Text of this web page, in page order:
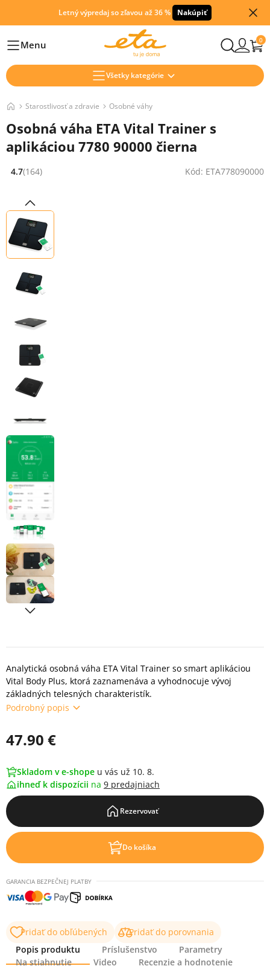
Letný výpredaj so zľavou až 36 % Nakúpiť
HlavníMenu 0
Všetky kategórie
Starostlivosť a zdravie Osobné váhy
Osobná váha ETA Vital Trainer s
aplikáciou 7780 90000 čierna
Hodnocení: 4.7 z 5 (164 recenzí)
4.7(164) Kód: ETA778090000
Analytická osobná váha ETA Vital Trainer so smart aplikáciou
Vital Body Plus, ktorá zaznamenáva a vyhodnocuje vývoj
základných telesných charakteristík.
Podrobný popis
47.90 €
Skladom v e-shope u vás už 10. 8.
ihneď k dispozícii na 9 predajniach
Rezervovať
Do košíka
GARANCIA BEZPEČNEJ PLATBY
Pridať do obľúbených
Pridať do porovnania
Popis produktu
Príslušenstvo
Parametry
Na stiahnutie
Video Recenzie a hodnotenie